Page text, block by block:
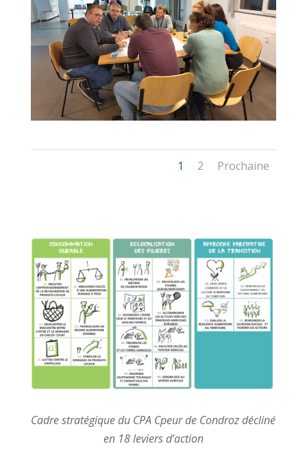
1 2 Prochaine
Cadre stratégique du CPA Cpeur de Condroz décliné
en 18 leviers d’action